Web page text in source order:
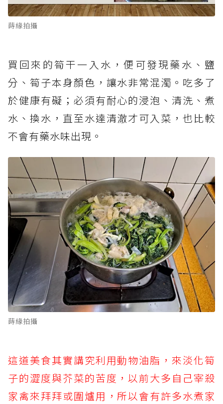
蒔緣拍攝
買回來的筍干一入水，便可發現藥水、鹽
分、筍子本身顏色，讓水非常混濁。吃多了
於健康有礙；必須有耐心的浸泡、清洗、煮
水、換水，直至水達清澈才可入菜，也比較
不會有藥水味出現。
蒔緣拍攝
這道美食其實講究利用動物油脂，來淡化筍
子的澀度與芥菜的苦度，以前大多自己宰殺
家禽來拜拜或圍爐用，所以會有許多水煮家